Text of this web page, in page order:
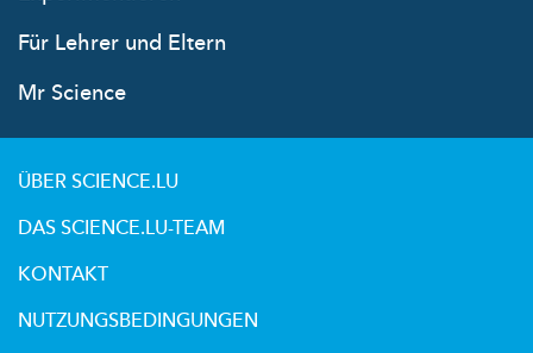
Für Lehrer und Eltern
Mr Science
ÜBER SCIENCE.LU
DAS SCIENCE.LU-TEAM
KONTAKT
NUTZUNGSBEDINGUNGEN